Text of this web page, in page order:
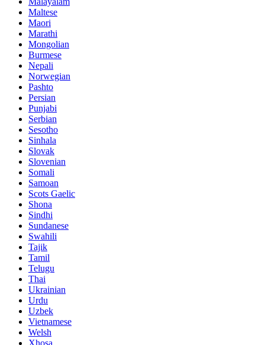
Maltese
Maori
Marathi
Mongolian
Burmese
Nepali
Norwegian
Pashto
Persian
Punjabi
Serbian
Sesotho
Sinhala
Slovak
Slovenian
Somali
Samoan
Scots Gaelic
Shona
Sindhi
Sundanese
Swahili
Tajik
Tamil
Telugu
Thai
Ukrainian
Urdu
Uzbek
Vietnamese
Welsh
Xhosa